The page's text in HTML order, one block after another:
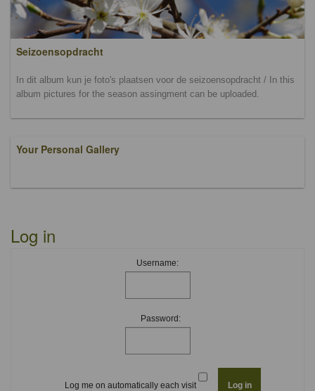
Seizoensopdracht
In dit album kun je foto's plaatsen voor de seizoensopdracht / In this
album pictures for the season assingment can be uploaded.
Your Personal Gallery
Log in
Username:
Password:
Log me on automatically each visit